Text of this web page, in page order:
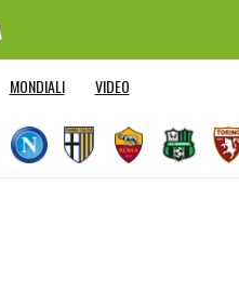
MONDIALI VIDEO